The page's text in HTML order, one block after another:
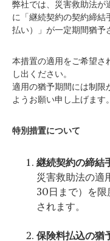
弊社では、災害救助法が
に「継続契約の契約締結
払い）」が一定期間猶予
本措置の適用をご希望さ
し出ください。
適用の猶予期間には制限
ようお願い申し上げます。
特別措置について
継続契約の締結
災害救助法の適
30日まで）を限
されます。
保険料払込の猶